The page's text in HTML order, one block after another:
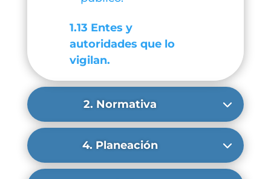
1.13 Entes y
autoridades que lo
vigilan.
2. Normativa
4. Planeación